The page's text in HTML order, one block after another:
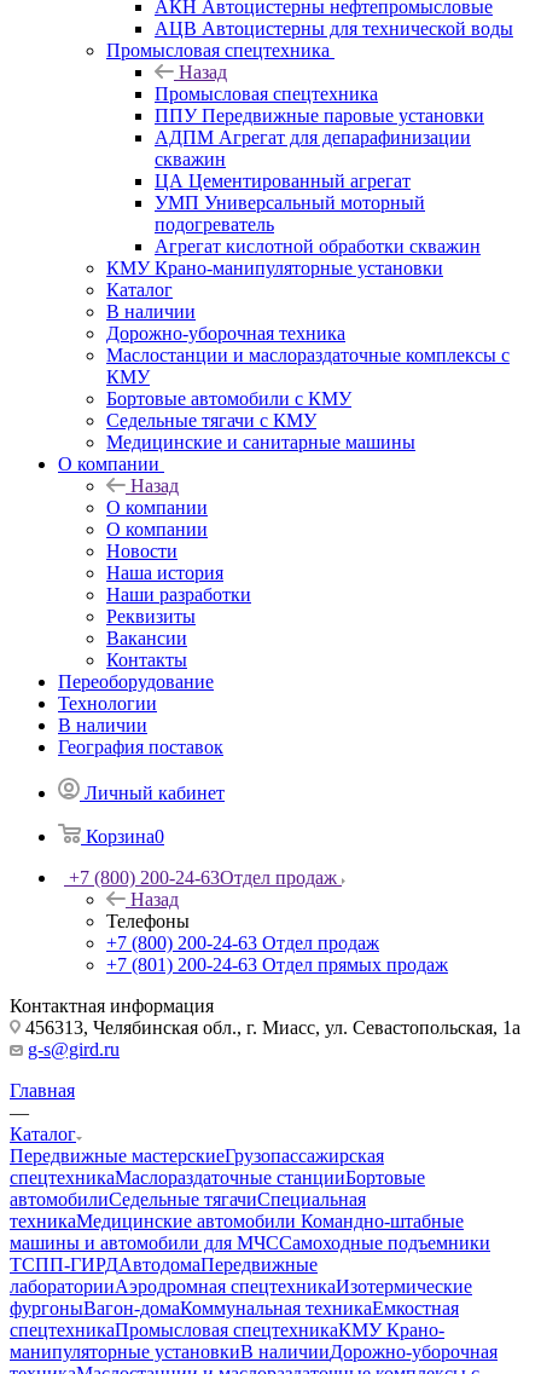
АКН Автоцистерны нефтепромысловые
АЦВ Автоцистерны для технической воды
Промысловая спецтехника
Назад
Промысловая спецтехника
ППУ Передвижные паровые установки
АДПМ Агрегат для депарафинизации
скважин
ЦА Цементированный агрегат
УМП Универсальный моторный
подогреватель
Агрегат кислотной обработки скважин
КМУ Крано-манипуляторные установки
Каталог
В наличии
Дорожно-уборочная техника
Маслостанции и маслораздаточные комплексы с
КМУ
Бортовые автомобили с КМУ
Седельные тягачи с КМУ
Медицинские и санитарные машины
О компании
Назад
О компании
О компании
Новости
Наша история
Наши разработки
Реквизиты
Вакансии
Контакты
Переоборудование
Технологии
В наличии
География поставок
Личный кабинет
Корзина0
+7 (800) 200-24-63Отдел продаж
Назад
Телефоны
+7 (800) 200-24-63 Отдел продаж
+7 (801) 200-24-63 Отдел прямых продаж
Контактная информация
456313, Челябинская обл., г. Миасс, ул. Севастопольская, 1а
g-s@gird.ru
Главная
—
Каталог
Передвижные мастерскиеГрузопассажирская
спецтехникаМаслораздаточные станцииБортовые
автомобилиСедельные тягачиСпециальная
техникаМедицинские автомобили Командно-штабные
машины и автомобили для МЧССамоходные подъемники
ТСПП-ГИРДАвтодомаПередвижные
лабораторииАэродромная спецтехникаИзотермические
фургоныВагон-домаКоммунальная техникаЕмкостная
спецтехникаПромысловая спецтехникаКМУ Крано-
манипуляторные установкиВ наличииДорожно-уборочная